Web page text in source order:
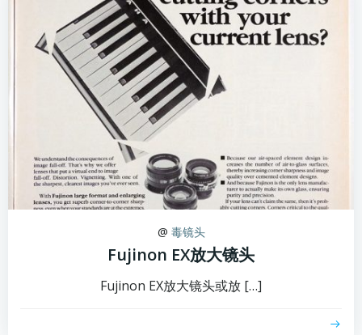
@ 毒镜头
Fujinon EX放大镜头
Fujinon EX放大镜头或放 […]